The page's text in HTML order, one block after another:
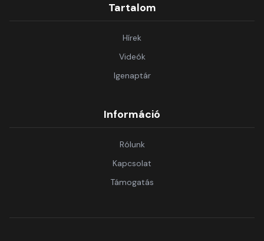
Tartalom
Hírek
Videók
Igenaptár
Információ
Rólunk
Kapcsolat
Támogatás